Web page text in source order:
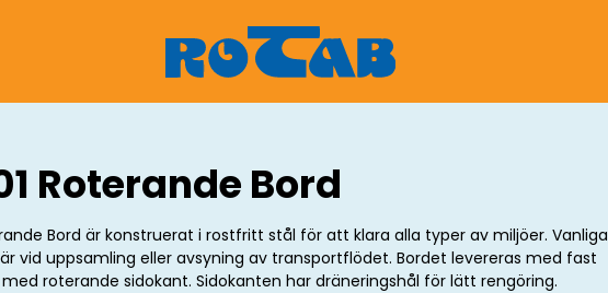
Roterande Bord
Bord är konstruerat i rostfritt stål för att klara alla typer av miljöer. Vanliga
vid uppsamling eller avsyning av transportflödet. Bordet levereras med fast
roterande sidokant. Sidokanten har dräneringshål för lätt rengöring.